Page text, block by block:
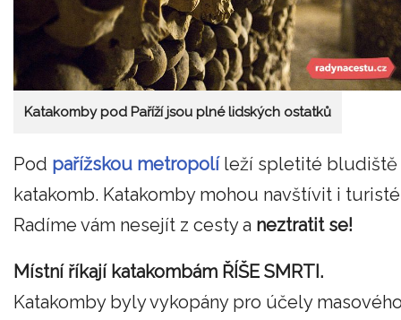
Katakomby pod Paříží jsou plné lidských ostatků
Pod pařížskou metropolíleží spletité bludiště
katakomb. Katakomby mohou navštívit i
Radíme vám nesejít z cesty a neztratit se!
Místní říkají katakombám ŘÍŠE SMRTI.
Katakomby byly vykopány pro účely